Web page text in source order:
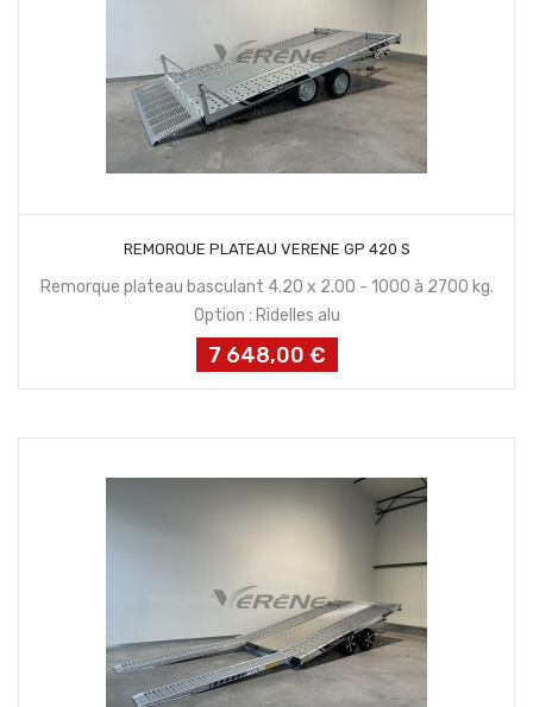
REMORQUE PLATEAU VERENE GP 420 S
Remorque plateau basculant 4.20 x 2.00 - 1000 à 2700 kg.
Option : Ridelles alu
Prix
7 648,00 €